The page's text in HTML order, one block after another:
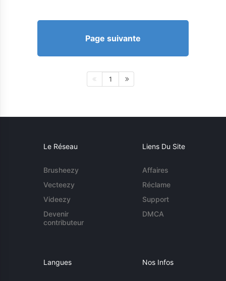
Page suivante
1
Le Réseau
Brusheezy
Vecteezy
Videezy
Devenir
contributeur
Liens Du Site
Affaires
Réclame
Support
DMCA
Langues Nos Infos